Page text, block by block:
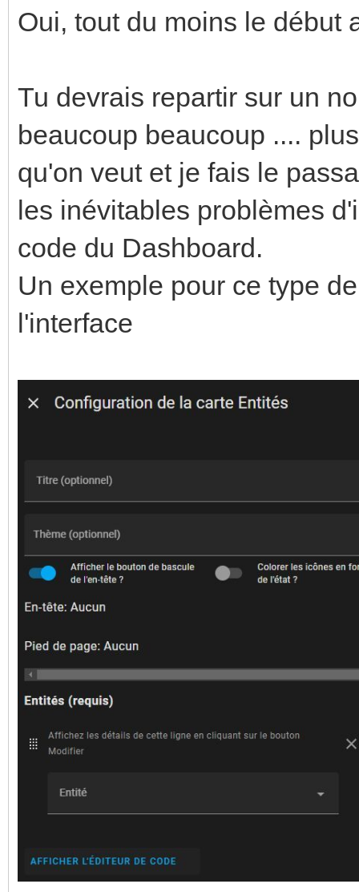
Oui, tout du moins le début
Tu devrais repartir sur un
beaucoup beaucoup ....
qu'on veut et je fais le
les inévitables problèmes
code du Dashboard.
Un exemple pour ce type
l'interface